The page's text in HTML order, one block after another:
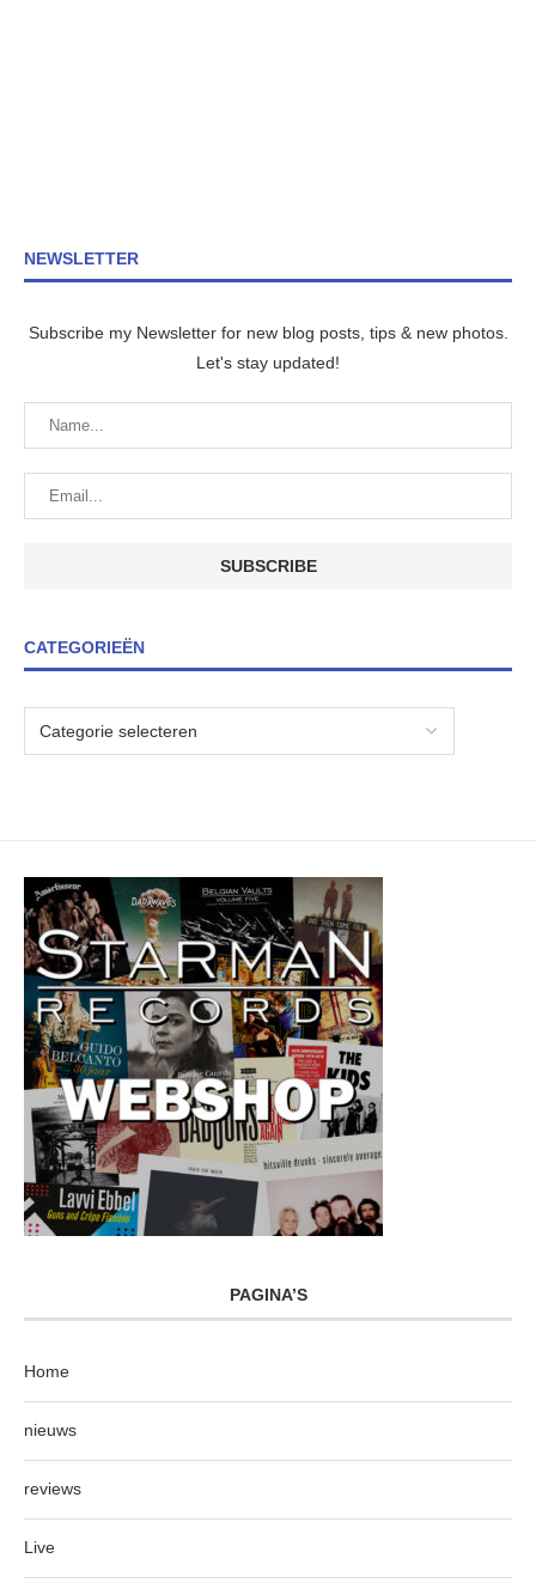
NEWSLETTER
Subscribe my Newsletter for new blog posts, tips & new photos.
Let's stay updated!
CATEGORIEËN
PAGINA’S
Home
nieuws
reviews
Live